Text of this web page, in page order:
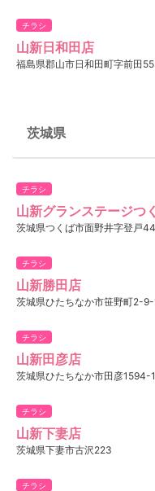
チラシ
山新日和田店
福島県郡山市日和田町字前田55
茨城県
チラシ
山新グランステージつ
茨城県つくば市面野井字登戸44
チラシ
山新勝田店
茨城県ひたちなか市笹野町2-
チラシ
山新田彦店
茨城県ひたちなか市田彦1594-1
チラシ
山新下妻店
茨城県下妻市古沢223
チラシ